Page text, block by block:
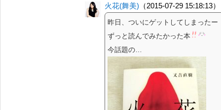
火花(舞美) （2015-07-29 15:18:13）
昨日、ついにゲットしてしまった
ずっと読んでみたかった本
今話題の…